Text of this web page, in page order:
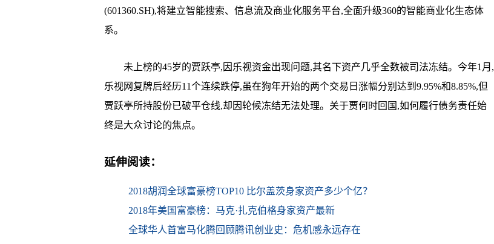
(601360.SH),将建立智能搜索、信息流及商业化服务平台,全面升级360的智能商业化生态体
系。
未上榜的45岁的贾跃亭,因乐视资金出现问题,其名下资产几乎全数被司法冻结。今年1月,
乐视网复牌后经历11个连续跌停,虽在狗年开始的两个交易日涨幅分别达到9.95%和8.85%,但
贾跃亭所持股份已破平仓线,却因轮候冻结无法处理。关于贾何时回国,如何履行债务责任始
终是大众讨论的焦点。
延伸阅读：
2018胡润全球富豪榜TOP10 比尔盖茨身家资产多少个亿？
2018年美国富豪榜：马克·扎克伯格身家资产最新
全球华人首富马化腾回顾腾讯创业史：危机感永远存在